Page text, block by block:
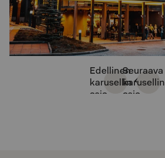
Edellinen
karusellin
osio
Seuraava
karusellin
osio